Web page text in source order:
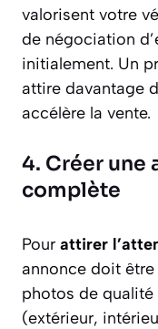
valorisent votre
de négociation
initialement. Un
attire davantage
accélère la vente.
4. Créer une
complète
Pour attirer
annonce doit être
photos de qualité
(extérieur,